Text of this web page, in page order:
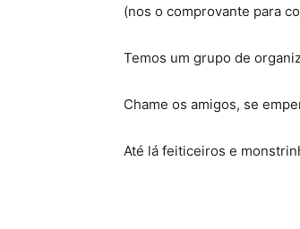
(nos o comprovante para
Temos um grupo de
Chame os amigos, se
Até lá feiticeiros e